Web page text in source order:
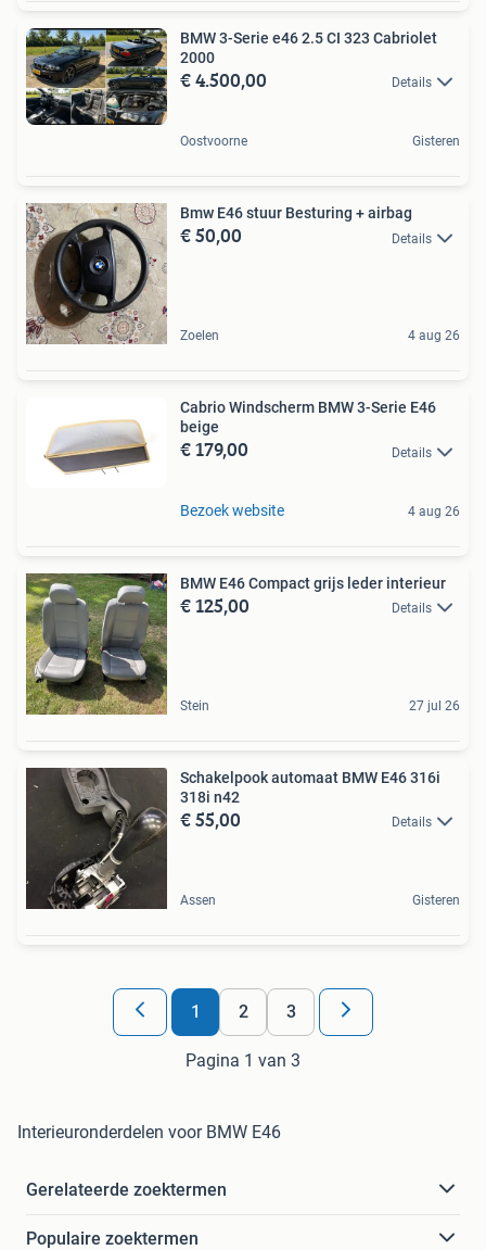
BMW 3-Serie e46 2.5 CI 323 Cabriolet
2000
€ 4.500,00 Details
Oostvoorne Gisteren
Bmw E46 stuur Besturing + airbag
€ 50,00 Details
Zoelen 4 aug 26
Cabrio Windscherm BMW 3-Serie E46
beige
€ 179,00 Details
Bezoek website 4 aug 26
BMW E46 Compact grijs leder interieur
€ 125,00 Details
Stein 27 jul 26
Schakelpook automaat BMW E46 316i
318i n42
€ 55,00 Details
Assen Gisteren
1 2 3
Pagina 1 van 3
Interieuronderdelen voor BMW E46
Gerelateerde zoektermen
Populaire zoektermen